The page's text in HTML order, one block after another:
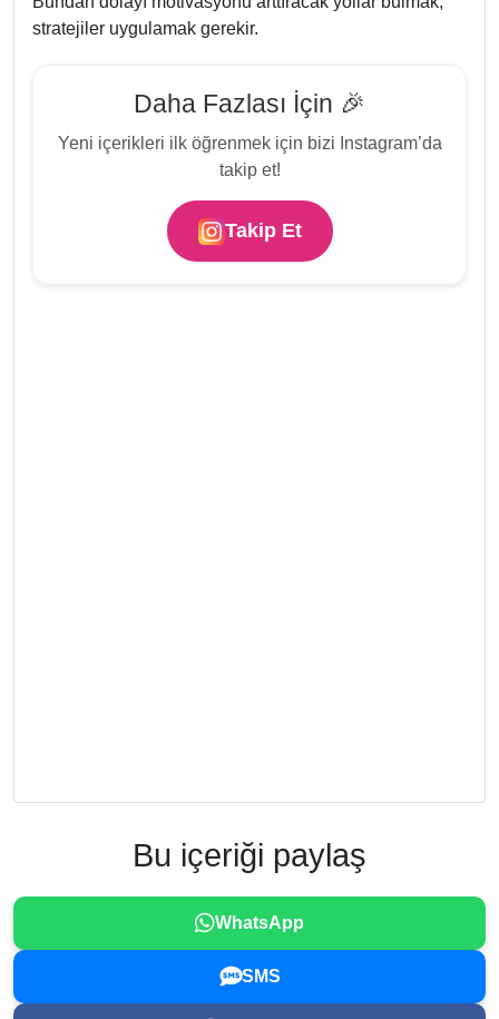
stratejiler uygulamak gerekir.
Daha Fazlası İçin 🎉
Yeni içerikleri ilk öğrenmek için bizi Instagram’da
takip et!
Takip Et
Bu içeriği paylaş
WhatsApp
SMS